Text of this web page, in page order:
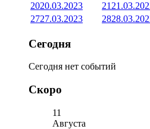
2020.03.2023 21
2727.03.2023 28
Сегодня
Сегодня нет событий
Скоро
11
Августа